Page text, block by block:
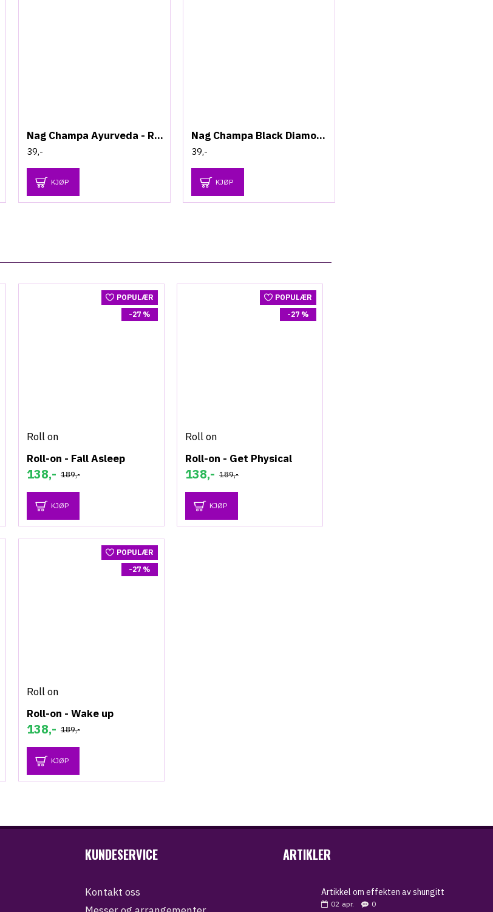
Nag Champa Ayurveda - Røkelsespinner
39,-
KJØP
Nag Champa Black Diamond - Røkelsespinner
39,-
KJØP
POPULÆR
-27 %
Roll on
Roll-on - Fall Asleep
138,- 189,-
KJØP
POPULÆR
-27 %
Roll on
Roll-on - Get Physical
138,- 189,-
KJØP
POPULÆR
-27 %
Roll on
Roll-on - Wake up
138,- 189,-
KJØP
KUNDESERVICE
Kontakt oss
ARTIKLER
Artikkel om effekten av shungitt
02 apr. 0